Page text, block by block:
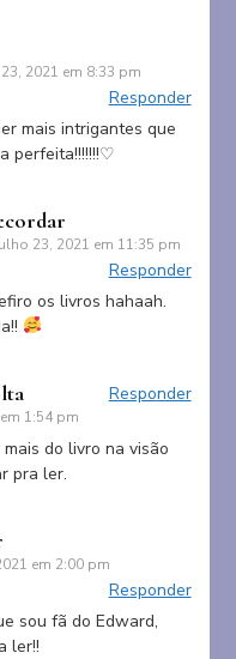
2021 em 8:33 pm
Responder
mais intrigantes que
perfeita!!!!!!!♡
23, 2021 em 11:35 pm
Responder
os livros hahaah.
1:54 pm
Responder
do livro na visão
pra ler.
em 2:00 pm
Responder
sou fã do Edward,
ler!!